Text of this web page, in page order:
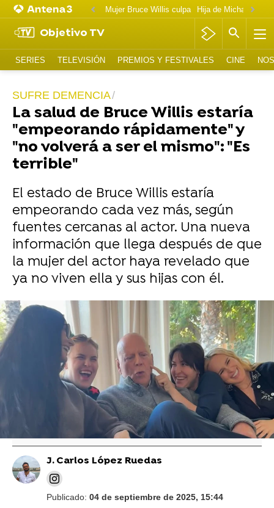
Mujer Bruce Willis culpa
Objetivo TV
SERIES TELEVISIÓN PREMIOS Y FESTIVALES CINE
SUFRE DEMENCIA
La salud de Bruce Willis estaría
"empeorando rápidamente" y
"no volverá a ser el mismo": "Es
terrible"
El estado de Bruce Willis estaría
empeorando cada vez más, según
fuentes cercanas al actor. Una nueva
información que llega después de que
la mujer del actor haya revelado que
ya no viven ella y sus hijas con él.
Foto: Instagram Demi Moore
La mujer de Bruce Willis revela que al
actor "le está fallando el cerebro" y explica
que entró en "pánico" con el diagnóstico
J. Carlos López Ruedas
Publicado: 04 de septiembre de 2025, 15:44